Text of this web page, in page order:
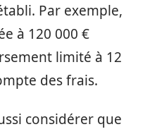
Par exemple,
à 120 000 €
limité à 12
des frais.
considérer que